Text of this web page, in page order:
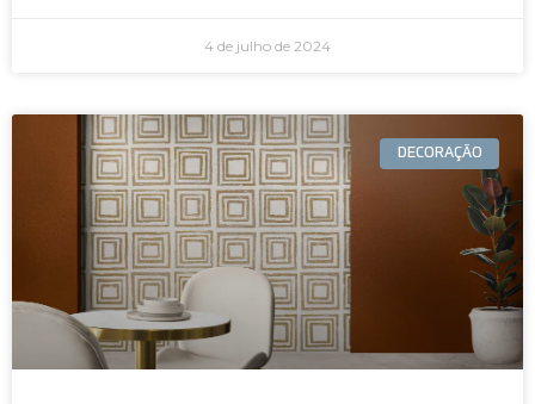
4 de julho de 2024
DECORAÇÃO